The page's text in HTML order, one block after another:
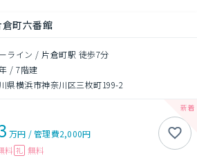
町六番館
ライン / 片倉町駅 徒歩7分
/7階建
県横浜市神奈川区三枚町199-2
万円 /管理費2,000円
料 礼 無料